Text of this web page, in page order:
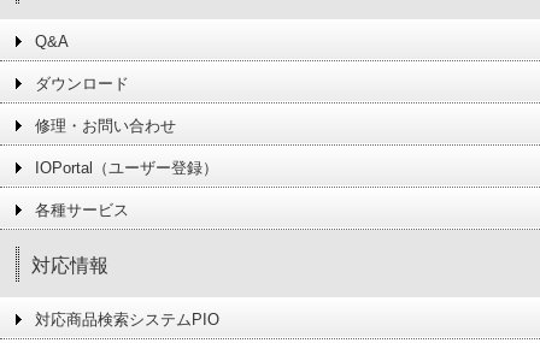
Q&A
ダウンロード
修理・お問い合わせ
IOPortal（ユーザー登録）
各種サービス
対応情報
対応商品検索システムPIO